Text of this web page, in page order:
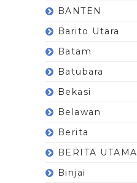
BANTEN
Barito Utara
Batam
Batubara
Bekasi
Belawan
Berita
BERITA UTAMA
Binjai